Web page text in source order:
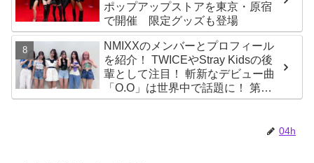
ポップアップストアを東京・原宿
で開催 限定グッズも登場
NMIXXのメンバーとプロフィール
を紹介！ TWICEやStray Kidsの後
輩として注目！ 斬新なデビュー曲
「O.O」は世界中で話題に！ 第４
世代を代表する美女ソリュンをは
04h